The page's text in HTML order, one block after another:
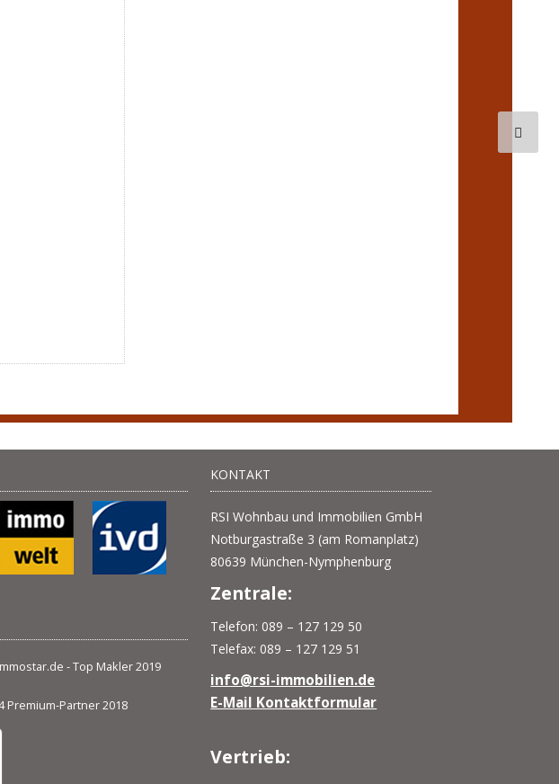
KONTAKT
RSI Wohnbau und Immobilien GmbH
Notburgastraße 3 (am Romanplatz)
80639 München-Nymphenburg
Zentrale:
Telefon: 089 – 127 129 50
Telefax: 089 – 127 129 51
info@rsi-immobilien.de
E-Mail Kontaktformular
Vertrieb: